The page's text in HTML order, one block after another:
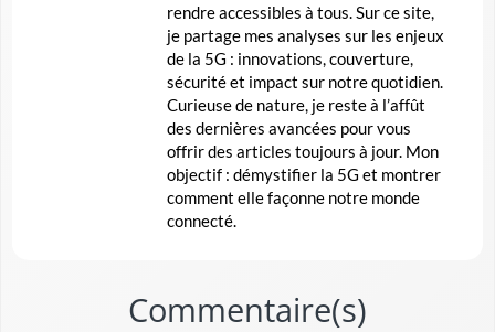
rendre accessibles à tous. Sur ce site,
je partage mes analyses sur les enjeux
de la 5G : innovations, couverture,
sécurité et impact sur notre quotidien.
Curieuse de nature, je reste à l’affût
des dernières avancées pour vous
offrir des articles toujours à jour. Mon
objectif : démystifier la 5G et montrer
comment elle façonne notre monde
connecté.
Commentaire(s)